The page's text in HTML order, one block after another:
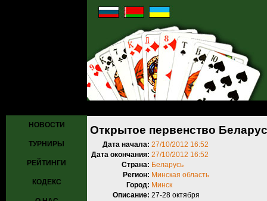
НОВОСТИ
ТУРНИРЫ
РЕЙТИНГИ
КОДЕКС
Открытое первенство
Дата начала: 27/10/2012 16:52
Дата окончания: 27/10/2012 16:52
Страна: Беларусь
Регион: Минская область
Город: Минск
Описание: 27-28 октября